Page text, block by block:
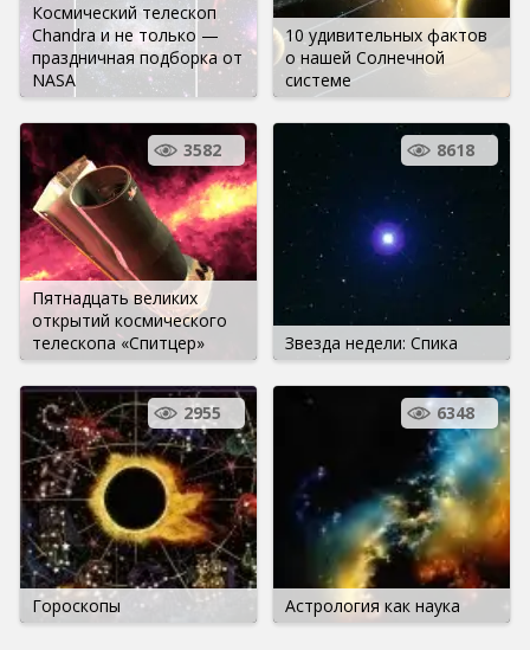
Космический телескоп
Chandra и не только —
праздничная подборка от
NASA
10 удивительных фактов
о нашей Солнечной
системе
Пятнадцать великих
открытий космического
телескопа «Спитцер»
3582
Звезда недели: Спика
8618
Гороскопы
2955
Астрология как наука
6348